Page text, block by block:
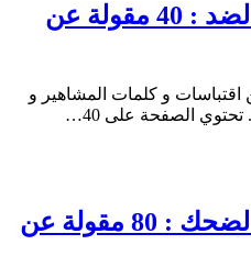
حكم و أقوال عن الضد : 40 مقولة عن
و كلمات المشاهير و
تحتوي الصفحة على 40…
حكم و أقوال عن الضحك : 80 مقولة عن